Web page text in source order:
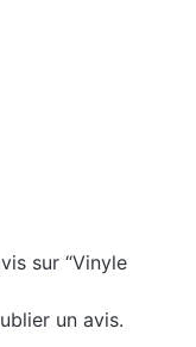
sur “Vinyle
un avis.